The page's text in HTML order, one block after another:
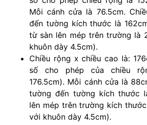
Mỗi cánh cửa là 76.5cm.
đến tường kích thước là
từ sàn lên mép trên trường là
khuôn dày 4.5cm).
Chiều rộng x chiều cao là:
số cho phép của chiều
176.5cm). Mỗi cánh cửa là
tường đến tường kích thước
lên mép trên trường kích
với khuôn dày 4.5cm).